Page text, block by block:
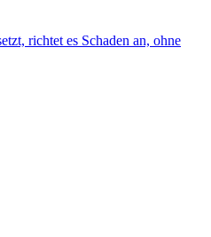
richtet es Schaden an, ohne